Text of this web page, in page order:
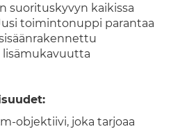
suorituskyvyn kaikissa
toimintonuppi parantaa
objektiivi, joka tarjoaa